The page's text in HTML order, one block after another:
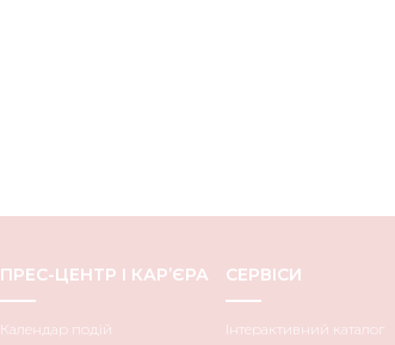
ПРЕС-ЦЕНТР І КАР’ЄРА
Календар подій
СЕРВІСИ
Інтерактивний каталог